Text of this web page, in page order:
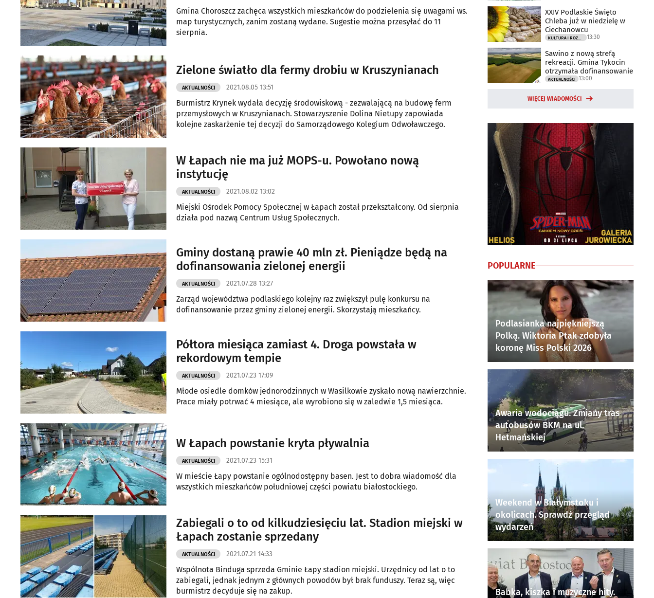
Gmina Choroszcz zachęca wszystkich mieszkańców do podzielenia się uwagami ws.
map turystycznych, zanim zostaną wydane. Sugestie można przesyłać do 11
sierpnia.
Zielone światło dla fermy drobiu w Kruszynianach
AKTUALNOŚCI 2021.08.05 13:51
Burmistrz Krynek wydała decyzję środowiskową - zezwalającą na budowę ferm
przemysłowych w Kruszynianach. Stowarzyszenie Dolina Nietupy zapowiada
kolejne zaskarżenie tej decyzji do Samorządowego Kolegium Odwoławczego.
W Łapach nie ma już MOPS-u. Powołano nową
instytucję
AKTUALNOŚCI 2021.08.02 13:02
Miejski Ośrodek Pomocy Społecznej w Łapach został przekształcony. Od sierpnia
działa pod nazwą Centrum Usług Społecznych.
Gminy dostaną prawie 40 mln zł. Pieniądze będą na
dofinansowania zielonej energii
AKTUALNOŚCI 2021.07.28 13:27
Zarząd województwa podlaskiego kolejny raz zwiększył pulę konkursu na
dofinansowanie przez gminy zielonej energii. Skorzystają mieszkańcy.
Półtora miesiąca zamiast 4. Droga powstała w
rekordowym tempie
AKTUALNOŚCI 2021.07.23 17:09
Młode osiedle domków jednorodzinnych w Wasilkowie zyskało nową nawierzchnie.
Prace miały potrwać 4 miesiące, ale wyrobiono się w zaledwie 1,5 miesiąca.
W Łapach powstanie kryta pływalnia
AKTUALNOŚCI 2021.07.23 15:31
W mieście Łapy powstanie ogólnodostępny basen. Jest to dobra wiadomość dla
wszystkich mieszkańców południowej części powiatu białostockiego.
Zabiegali o to od kilkudziesięciu lat. Stadion miejski w
Łapach zostanie sprzedany
AKTUALNOŚCI 2021.07.21 14:33
Wspólnota Binduga sprzeda Gminie Łapy stadion miejski. Urzędnicy od lat o to
zabiegali, jednak jednym z głównych powodów był brak funduszy. Teraz są, więc
burmistrz decyduje się na zakup.
XXIV Podlaskie Święto
Chleba już w niedzielę w
Ciechanowcu
13:30
Sawino z nową strefą
rekreacji. Gmina Tykocin
otrzymała dofinansowanie
AKTUALNOŚCI 13:00
WIĘCEJ WIADOMOŚCI
POPULARNE
Podlasianka najpiękniejszą
Polką. Wiktoria Ptak zdobyła
koronę Miss Polski 2026
Awaria wodociągu. Zmiany tras
autobusów BKM na ul.
Hetmańskiej
Weekend w Białymstoku i
okolicach. Sprawdź przegląd
wydarzeń
Babka, kiszka i muzyczne hity.